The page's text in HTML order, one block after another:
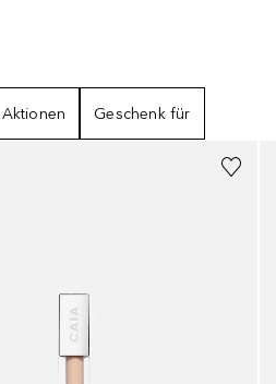
Aktionen Geschenk für